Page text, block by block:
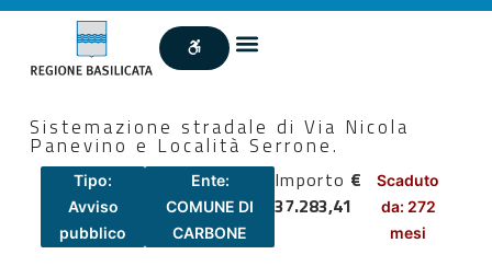
Sistemazione stradale di Via Nicola
Panevino e Località Serrone.
Tipo:
Avviso
pubblico
Ente:
COMUNE DI
CARBONE
Importo €
37.283,41
Scaduto
da: 272
mesi